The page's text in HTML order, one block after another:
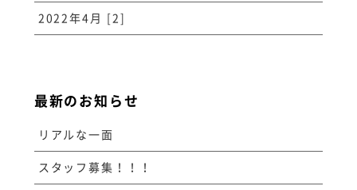
2022年4月 [2]
最新のお知らせ
リアルな一面
スタッフ募集！！！